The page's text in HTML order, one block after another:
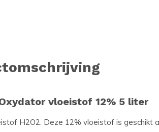
vloeistof 12% 5 liter
H2O2. Deze 12% vloeistof is geschikt